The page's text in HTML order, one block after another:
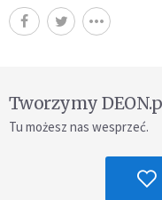
Tworzymy
Tu możesz nas wesprzeć.